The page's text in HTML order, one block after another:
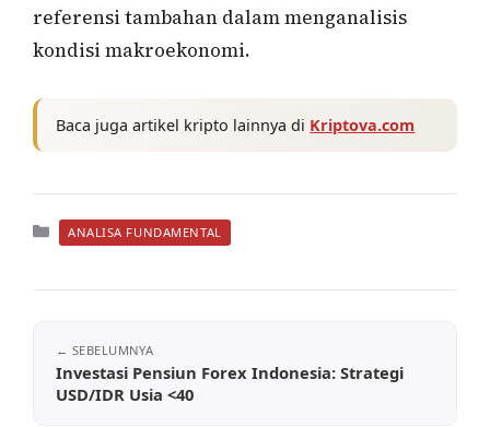
referensi tambahan dalam menganalisis
kondisi makroekonomi.
Baca juga artikel kripto lainnya di Kriptova.com
Kategori
ANALISA FUNDAMENTAL
Investasi Pensiun Forex Indonesia: Strategi
USD/IDR Usia <40